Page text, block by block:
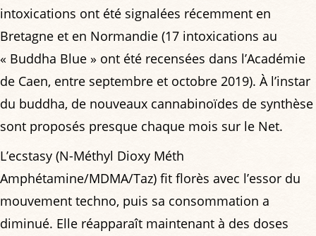
intoxications ont été signalées récemment en
Bretagne et en Normandie (17 intoxications au
« Buddha Blue » ont été recensées dans l’Académie
de Caen, entre septembre et octobre 2019). À l’instar
du buddha, de nouveaux cannabinoïdes de synthèse
sont proposés presque chaque mois sur le Net.
L’ecstasy (N-Méthyl Dioxy Méth
Amphétamine/MDMA/Taz) fit florès avec l’essor du
mouvement techno, puis sa consommation a
diminué. Elle réapparaît maintenant à des doses